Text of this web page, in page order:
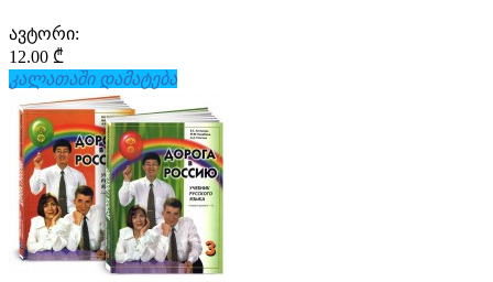
ავტორი:
12.00 ₾
კალათაში დამატება